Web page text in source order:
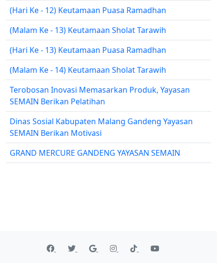
(Hari Ke - 12) Keutamaan Puasa Ramadhan
(Malam Ke - 13) Keutamaan Sholat Tarawih
(Hari Ke - 13) Keutamaan Puasa Ramadhan
(Malam Ke - 14) Keutamaan Sholat Tarawih
Terobosan Inovasi Memasarkan Produk, Yayasan
SEMAIN Berikan Pelatihan
Dinas Sosial Kabupaten Malang Gandeng Yayasan
SEMAIN Berikan Motivasi
GRAND MERCURE GANDENG YAYASAN SEMAIN